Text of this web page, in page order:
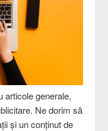
articole generale,
Ne dorim să
și un conținut de